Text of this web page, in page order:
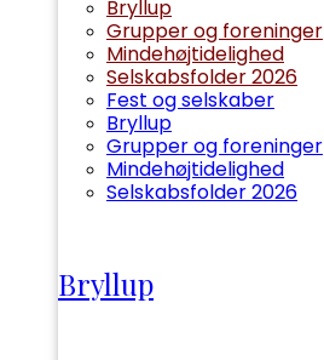
Bryllup
Grupper og foreninger
Mindehøjtidelighed
Selskabsfolder 2026
Fest og selskaber
Bryllup
Grupper og foreninger
Mindehøjtidelighed
Selskabsfolder 2026
Bryllup